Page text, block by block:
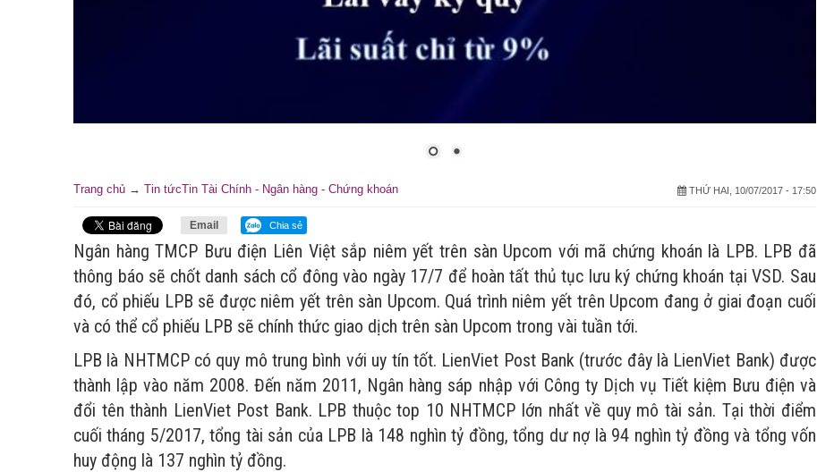
Trang chủ → Tin tứcTin Tài Chính - Ngân hàng - Chứng khoán THỨ HAI, 10/07/2017 - 17:50
Email Chia sẻ
Ngân hàng TMCP Bưu điện Liên Việt sắp niêm yết trên sàn Upcom với mã chứng khoán là LPB. LPB đã
thông báo sẽ chốt danh sách cổ đông vào ngày 17/7 để hoàn tất thủ tục lưu ký chứng khoán tại VSD. Sau
đó, cổ phiếu LPB sẽ được niêm yết trên sàn Upcom. Quá trình niêm yết trên Upcom đang ở giai đoạn cuối
và có thể cổ phiếu LPB sẽ chính thức giao dịch trên sàn Upcom trong vài tuần tới.
LPB là NHTMCP có quy mô trung bình với uy tín tốt. LienViet Post Bank (trước đây là LienViet Bank) được
thành lập vào năm 2008. Đến năm 2011, Ngân hàng sáp nhập với Công ty Dịch vụ Tiết kiệm Bưu điện và
đổi tên thành LienViet Post Bank. LPB thuộc top 10 NHTMCP lớn nhất về quy mô tài sản. Tại thời điểm
cuối tháng 5/2017, tổng tài sản của LPB là 148 nghìn tỷ đồng, tổng dư nợ là 94 nghìn tỷ đồng và tổng vốn
huy động là 137 nghìn tỷ đồng.